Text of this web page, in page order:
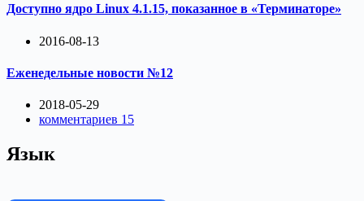
Доступно ядро Linux 4.1.15, показанное в «Терминаторе»
2016-08-13
Еженедельные новости №12
2018-05-29
комментариев 15
Язык